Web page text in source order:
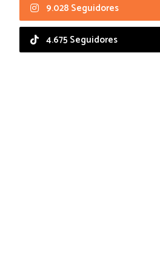
9.028 Seguidores
4.675 Seguidores